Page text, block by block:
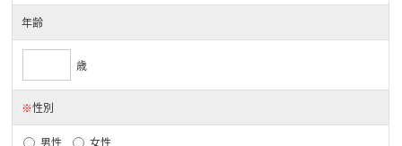
年齢
歳
※性別
男性 女性